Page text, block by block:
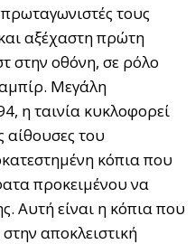
τους
αξέχαστη πρώτη
στην οθόνη, σε ρόλο
Μεγάλη
η ταινία κυκλοφορεί
αίθουσες του
κόπια που
προκειμένου να
Αυτή είναι η κόπια που
αποκλειστική